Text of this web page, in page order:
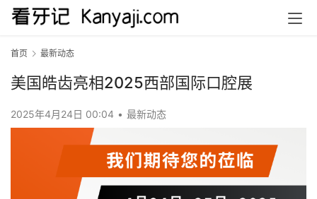
首页 最新动态
美国皓齿亮相2025西部国际口腔展
2025年4月24日 00:04 • 最新动态